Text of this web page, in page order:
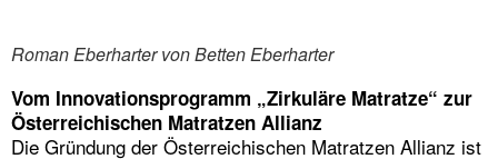
Roman Eberharter von Betten Eberharter
Vom Innovationsprogramm „Zirkuläre Matratze“ zur
Österreichischen Matratzen Allianz
Die Gründung der Österreichischen Matratzen Allianz ist